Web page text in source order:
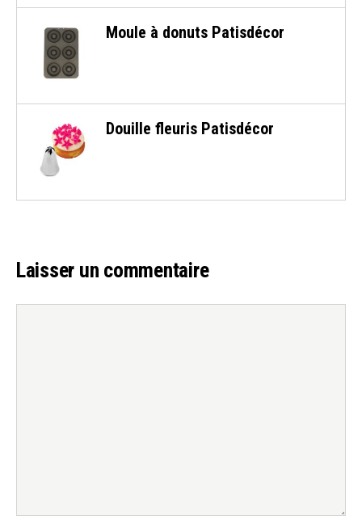
Moule à donuts Patisdécor
Douille fleuris Patisdécor
Laisser un commentaire